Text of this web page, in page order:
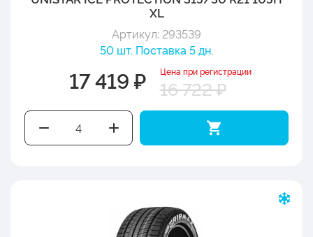
XL
Артикул: 293539
50 шт. Поставка 5 дн.
17 419 ₽ Цена при регистрации
16 722 ₽